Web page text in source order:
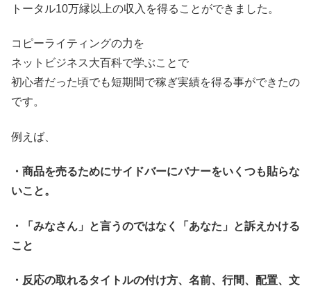
トータル10万縁以上の収入を得ることができました。
コピーライティングの力を
ネットビジネス大百科で学ぶことで
初心者だった頃でも短期間で稼ぎ実績を得る事ができたの
です。
例えば、
・商品を売るためにサイドバーにバナーをいくつも貼らな
いこと。
・「みなさん」と言うのではなく「あなた」と訴えかける
こと
・反応の取れるタイトルの付け方、名前、行間、配置、文